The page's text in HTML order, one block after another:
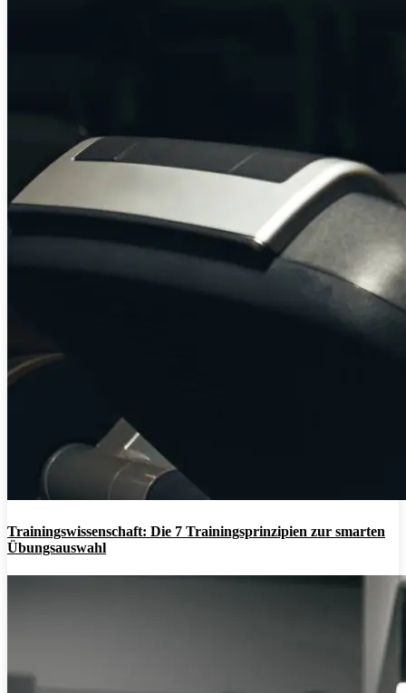
Trainingswissenschaft: Die 7 Trainingsprinzipien zur smarten
Übungsauswahl